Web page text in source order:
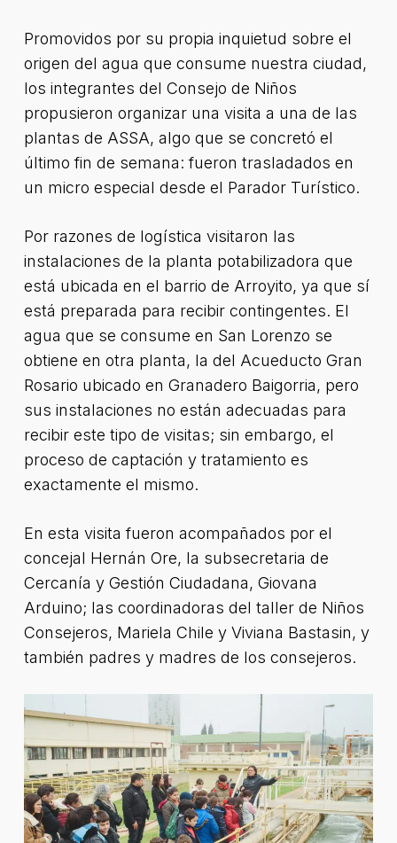
Promovidos por su propia inquietud sobre el
origen del agua que consume nuestra ciudad,
los integrantes del Consejo de Niños
propusieron organizar una visita a una de las
plantas de ASSA, algo que se concretó el
último fin de semana: fueron trasladados en
un micro especial desde el Parador Turístico.
Por razones de logística visitaron las
instalaciones de la planta potabilizadora que
está ubicada en el barrio de Arroyito, ya que sí
está preparada para recibir contingentes. El
agua que se consume en San Lorenzo se
obtiene en otra planta, la del Acueducto Gran
Rosario ubicado en Granadero Baigorria, pero
sus instalaciones no están adecuadas para
recibir este tipo de visitas; sin embargo, el
proceso de captación y tratamiento es
exactamente el mismo.
En esta visita fueron acompañados por el
concejal Hernán Ore, la subsecretaria de
Cercanía y Gestión Ciudadana, Giovana
Arduino; las coordinadoras del taller de Niños
Consejeros, Mariela Chile y Viviana Bastasin, y
también padres y madres de los consejeros.